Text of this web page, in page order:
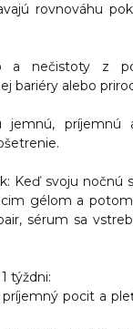
rovnováhu
a nečistoty z
bariéry alebo
jemnú,
Keď svoju nočnú
gélom a
sérum sa
týždni:
pocit a